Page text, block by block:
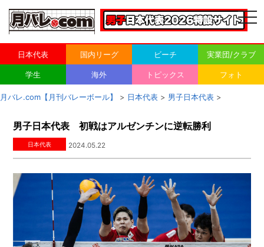
日本代表 国内リーグ ビーチ 実業団/クラブ
学生 海外 トピックス フォト
月バレ.com【月刊バレーボール】 > 日本代表 > 男子日本代表 >
男子日本代表 初戦はアルゼンチンに逆転勝利
日本代表 2024.05.22